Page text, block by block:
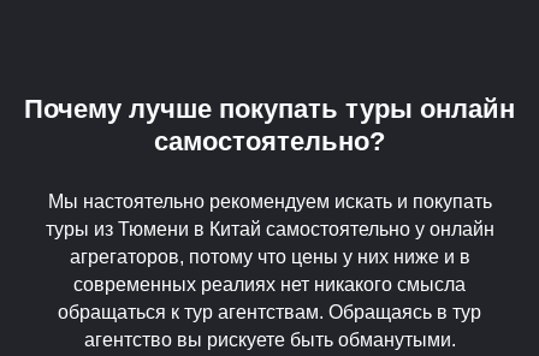
Почему лучше покупать туры онлайн
самостоятельно?
Мы настоятельно рекомендуем искать и покупать
туры из Тюмени в Китай самостоятельно у онлайн
агрегаторов, потому что цены у них ниже и в
современных реалиях нет никакого смысла
обращаться к тур агентствам. Обращаясь в тур
агентство вы рискуете быть обманутыми.